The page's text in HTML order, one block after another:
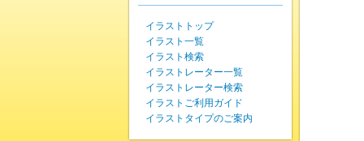
イラストトップ
イラスト一覧
イラスト検索
イラストレーター一覧
イラストレーター検索
イラストご利用ガイド
イラストタイプのご案内